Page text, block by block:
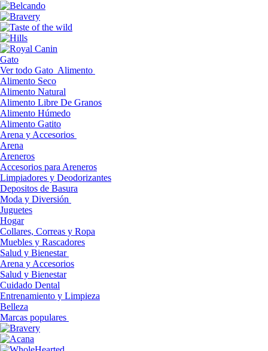
Gato
Ver todo Gato Alimento
Alimento Seco
Alimento Natural
Alimento Libre De Granos
Alimento Húmedo
Alimento Gatito
Arena y Accesorios
Arena
Areneros
Accesorios para Areneros
Limpiadores y Deodorizantes
Depositos de Basura
Moda y Diversión
Juguetes
Hogar
Collares, Correas y Ropa
Muebles y Rascadores
Salud y Bienestar
Arena y Accesorios
Salud y Bienestar
Cuidado Dental
Entrenamiento y Limpieza
Belleza
Marcas populares